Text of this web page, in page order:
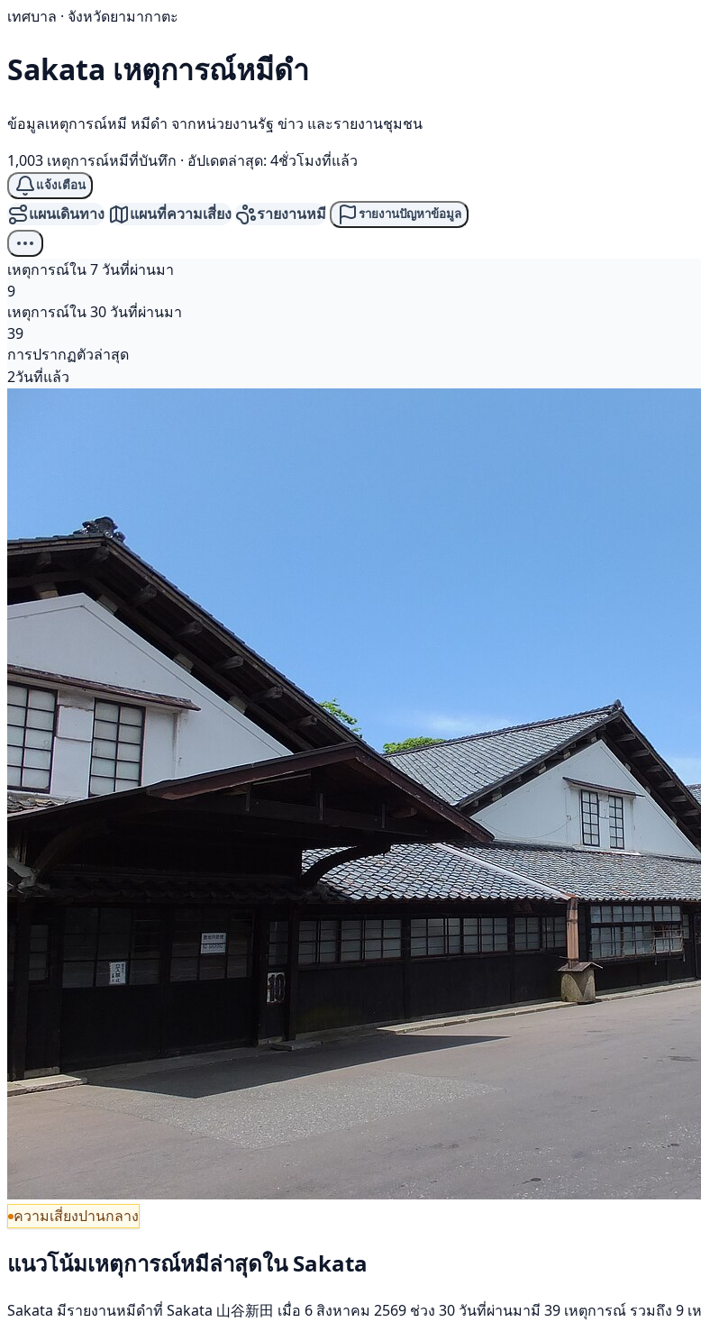
เทศบาล · จังหวัดยามากาตะ
Sakata เหตุการณ์หมีดำ
ข้อมูลเหตุการณ์หมี หมีดำ จากหน่วยงานรัฐ ข่าว และรายงานชุมชน
1,003 เหตุการณ์หมีที่บันทึก · อัปเดตล่าสุด: 4ชั่วโมงที่แล้ว
แจ้งเตือน
แผนเดินทาง แผนที่ความเสี่ยง รายงานหมี รายงานปัญหาข้อมูล
เหตุการณ์ใน 7 วันที่ผ่านมา
9
เหตุการณ์ใน 30 วันที่ผ่านมา
39
การปรากฏตัวล่าสุด
2วันที่แล้ว
ความเสี่ยงปานกลาง
แนวโน้มเหตุการณ์หมีล่าสุดใน Sakata
Sakata มีรายงานหมีดำที่ Sakata 山谷新田 เมื่อ 6 สิงหาคม 2569 ช่วง 30 วันที่ผ่านมามี 39 เหตุการณ์ รวมถึง